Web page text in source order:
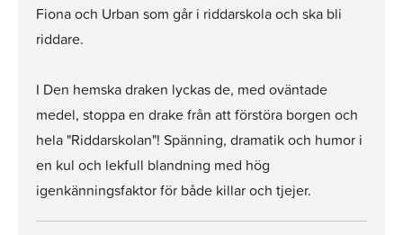
Fiona och Urban som går i riddarskola och ska bli
riddare.
I Den hemska draken lyckas de, med oväntade
medel, stoppa en drake från att förstöra borgen och
hela "Riddarskolan"! Spänning, dramatik och humor i
en kul och lekfull blandning med hög
igenkänningsfaktor för både killar och tjejer.